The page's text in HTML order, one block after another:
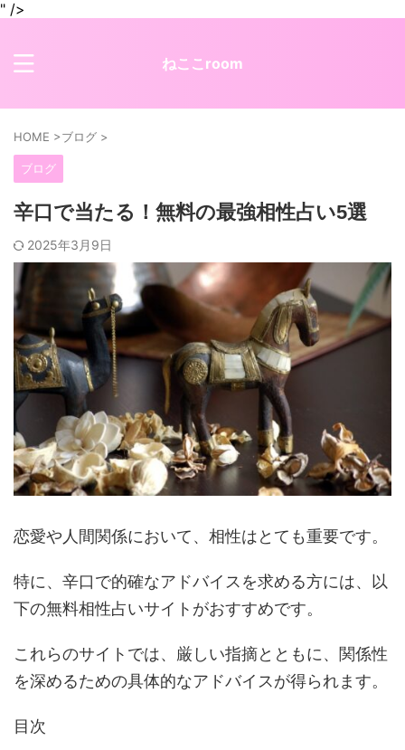
" />
ねここroom
HOME >ブログ >
ブログ
辛口で当たる！無料の最強相性占い5選
2025年3月9日
恋愛や人間関係において、相性はとても重要です。
特に、辛口で的確なアドバイスを求める方には、以
下の無料相性占いサイトがおすすめです。
これらのサイトでは、厳しい指摘とともに、関係性
を深めるための具体的なアドバイスが得られます。
目次